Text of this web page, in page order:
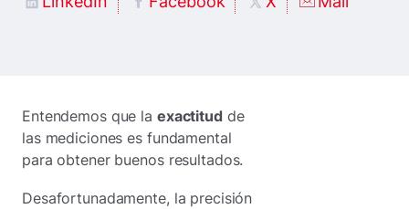
Entendemos que la exactitudde
las mediciones es fundamental
para obtener buenos resultados.
Desafortunadamente, la precisión